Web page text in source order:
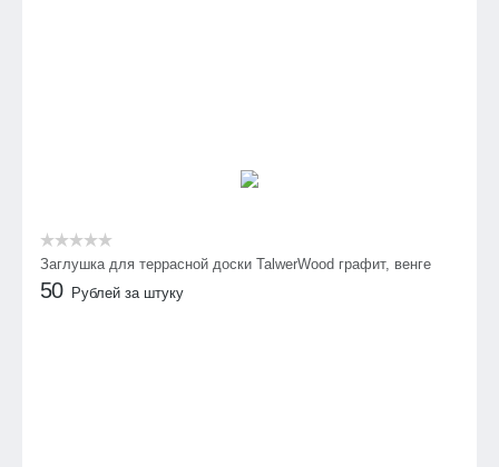
Заглушка для террасной доски TalwerWood графит, венге
50 Рублей за штуку